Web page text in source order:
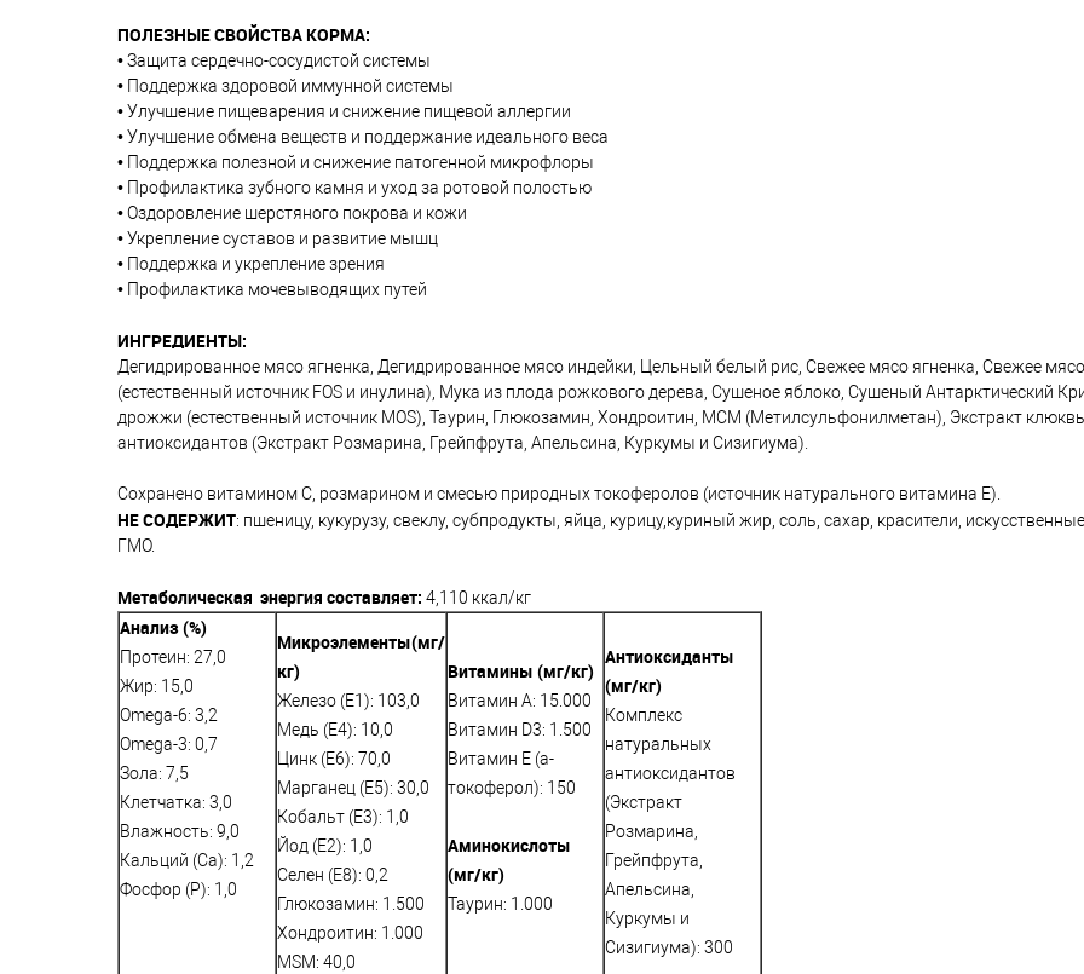
ПОЛЕЗНЫЕ СВОЙСТВА КОРМА:
• Защита сердечно-сосудистой системы
• Поддержка здоровой иммунной системы
• Улучшение пищеварения и снижение пищевой аллергии
• Улучшение обмена веществ и поддержание идеального веса
• Поддержка полезной и снижение патогенной микрофлоры
• Профилактика зубного камня и уход за ротовой полостью
• Оздоровление шерстяного покрова и кожи
• Укрепление суставов и развитие мышц
• Поддержка и укрепление зрения
• Профилактика мочевыводящих путей
ИНГРЕДИЕНТЫ:
Дегидрированное мясо ягненка, Дегидрированное мясо индейки, Цельный белый рис, Свежее мясо ягненка, Свежее
(естественный источник FOS и инулина), Мука из плода рожкового дерева, Сушеное яблоко, Сушеный Антарктический
дрожжи (естественный источник MOS), Таурин, Глюкозамин, Хондроитин, МСМ (Метилсульфонилметан), Экстракт
антиоксидантов (Экстракт Розмарина, Грейпфрута, Апельсина, Куркумы и Сизигиума).
Сохранено витамином С, розмарином и смесью природных токоферолов (источник натурального витамина Е).
НЕ СОДЕРЖИТ: пшеницу, кукурузу, свеклу, субпродукты, яйца, курицу,куриный жир, соль, сахар, красители,
ГМО.
Метаболическая энергия составляет: 4,110 ккал/кг
Анализ (%)
Протеин: 27,0
Жир: 15,0
Omega-6: 3,2
Omega-3: 0,7
Зола: 7,5
Клетчатка: 3,0
Влажность: 9,0
Кальций (Са): 1,2
Фосфор (P): 1,0
Микроэлементы(мг/
кг)
Железо (E1): 103,0
Медь (Е4): 10,0
Цинк (E6): 70,0
Марганец (E5): 30,0
Кобальт (E3): 1,0
Йод (E2): 1,0
Селен (E8): 0,2
Глюкозамин: 1.500
Хондроитин: 1.000
MSM: 40,0
Витамины (мг/кг)
Витамин A: 15.000
Витамин D3: 1.500
Витамин E (a-
токоферол): 150
Аминокислоты
(мг/кг)
Таурин: 1.000
Антиоксиданты
(мг/кг)
Комплекс
натуральных
антиоксидантов
(Экстракт
Розмарина,
Грейпфрута,
Апельсина,
Куркумы и
Сизигиума): 300